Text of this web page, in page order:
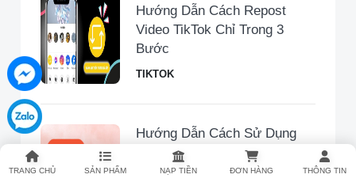
TRANG CHỦ SẢN PHẨM NẠP TIỀN ĐƠN HÀNG THÔNG TIN
Hướng Dẫn Cách Repost
Video TikTok Chỉ Trong 3
Bước
TIKTOK
Hướng Dẫn Cách Sử Dụng
Y2mate Tải Video Từ TikTok
Đơn Giản, Nhanh Chóng